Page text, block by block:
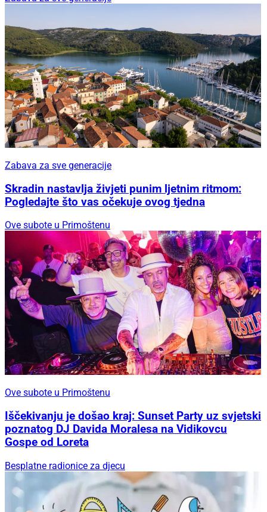
Zabava za sve generacije
Skradin nastavlja živjeti punim ljetnim ritmom:
Pogledajte što vas očekuje ovog tjedna
Ove subote u Primoštenu
Ove subote u Primoštenu
Iščekivanju je došao kraj: Sunset Party uz svjetski
poznatog DJ Davida Moralesa na Vidikovcu
Gospe od Loreta
Besplatne radionice za djecu